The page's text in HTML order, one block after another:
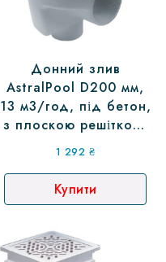
Донний злив
AstralPool D200 мм,
13 м3/год, під бетон,
з плоскою решіткою,
27839
1 292 ₴
Купити